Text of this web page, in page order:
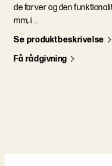
de farver og den
mm, i ...
Se produktbeskrive se
Få rådgivning